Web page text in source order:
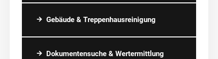
Gebäude & Treppenhausreinigung
Dokumentensuche & Wertermittlung